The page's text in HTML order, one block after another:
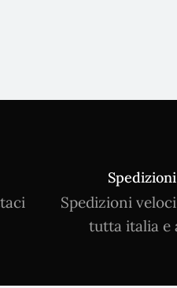
Spedizioni
tutta italia e